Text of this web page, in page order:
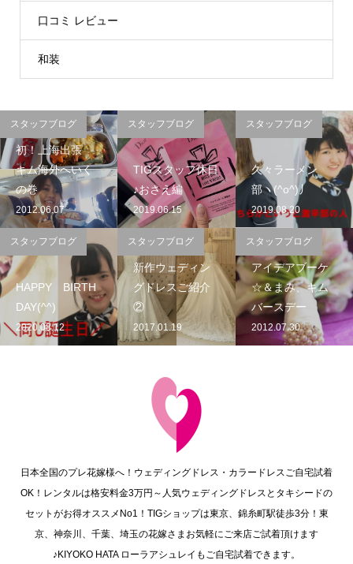
口コミ レビュー
和装
初！上海出張
キム海外へいく
の巻
2012.06.07
スタッフブログ
TIGスタッフ休日
♪おさえ編
2019.06.15
スタッフブログ
久々ラーメン
部ヽ(^o^)丿
2019.08.20
スタッフブログ
HAPPY BIRTH
DAY(^^)
2020.08.12
スタッフブログ
新作ウェディン
グドレスご紹介
②
2017.01.19
スタッフブログ
アイデアブーケ
☆＆まみ、キム
バースデー
2012.07.30
スタッフブログ
日本全国のプレ花嫁様へ！ウェディングドレス・カラードレスご自宅試着
OK！レンタルは格安料金3万円～人気ウェディングドレスとタキシードの
セットがお得オススメNo1！TIGショップは東京、錦糸町駅徒歩3分！東
京、神奈川、千葉、埼玉の花嫁さまお気軽にご来店ご試着頂けます
♪KIYOKO HATA ローラアシュレイもご自宅試着できます。